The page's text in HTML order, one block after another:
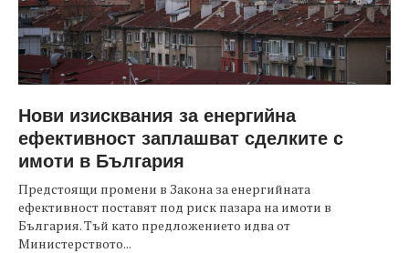
Нови изисквания за енергийна
ефективност заплашват сделките с
имоти в България
Предстоящи промени в Закона за енергийната
ефективност поставят под риск пазара на имоти в
България. Тъй като предложението идва от
Министерството...